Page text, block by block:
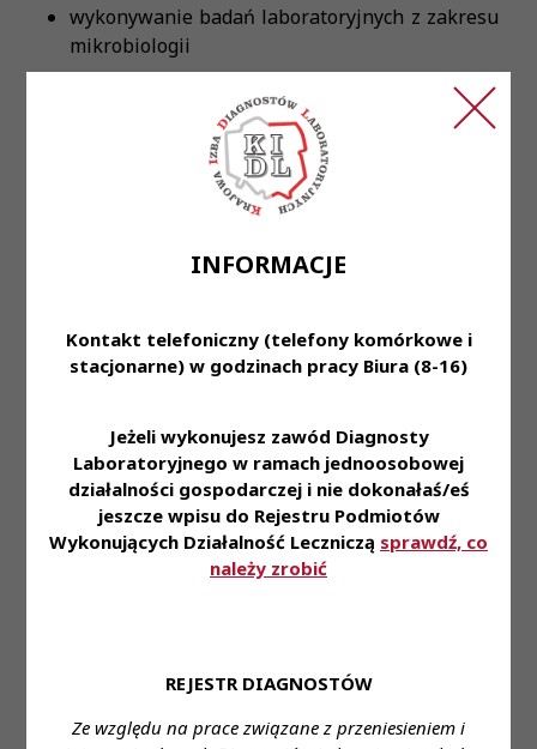
INFORMACJE
Kontakt telefoniczny (telefony komórkowe i
stacjonarne) w godzinach pracy Biura (8-16)
Jeżeli wykonujesz zawód Diagnosty
Laboratoryjnego w ramach jednoosobowej
działalności gospodarczej i nie dokonałaś/eś
jeszcze wpisu do Rejestru Podmiotów
Wykonujących Działalność Leczniczą sprawdź, co
należy zrobić
REJESTR DIAGNOSTÓW
Ze względu na prace związane z przeniesieniem i
wykonywanie badań laboratoryjnych z zakresu
mikrobiologii
autoryzacja badań
obsługa aparatury medycznej
obsługa laboratoryjnego systemu
informatycznego
prowadzenie dokumentacji laboratoryjnej
doświadczenie pracy w Laboratorium
Mikrobiologicznym min. 3-letnie
diagnosty laboratoryjnego
umiejętność obsługi laboratoryjnych systemów
informatycznych i elektronicznej książki
laboratoryjnej (Marcel, Proflab lub inne)
komunikatywność i umiejętność pracy w
umowę na zastępstwo